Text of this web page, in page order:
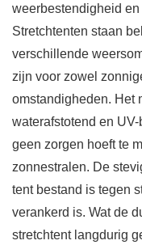
weerbestendigheid
Stretchtenten staan
verschillende
zijn voor zowel
omstandigheden. Het
waterafstotend en
geen zorgen hoeft te
zonnestralen. De
tent bestand is tegen
verankerd is. Wat de
stretchtent langdurig